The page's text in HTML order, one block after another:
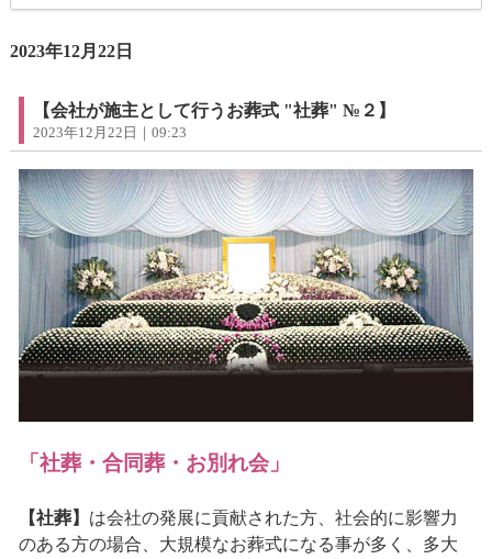
2023年12月22日
【会社が施主として行うお葬式 "社葬" №２】
2023年12月22日｜09:23
「社葬・合同葬・お別れ会」
【社葬】 は会社の発展に貢献された方、社会的に影響力
のある方の場合、大規模なお葬式になる事が多く、多大